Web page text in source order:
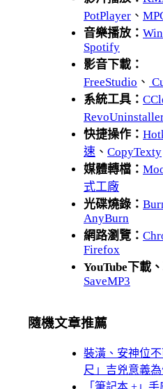
PotPlayer 、
音樂播放：
Spotify
影音下載：
FreeStudio 、
系統工具：
快捷操作：
速 、 CopyTexty
媒體轉檔：
式工廠
光碟燒錄：
AnyBurn
網路瀏覽：
Firefox
YouTube下載
SaveMP3
隨機文章推薦
裝潢、安神位
尺」吉兇意義